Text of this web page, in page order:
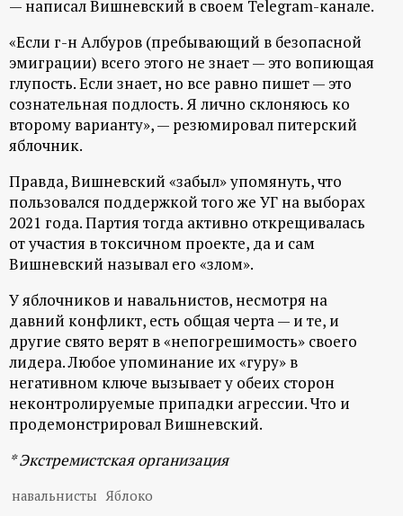
н
ы
й
о
р
т
а
л
— написал Вишневский в своем Telegram-канале.
«Если г-н Албуров (пребывающий в безопасной
эмиграции) всего этого не знает — это вопиющая
глупость. Если знает, но все равно пишет — это
сознательная подлость. Я лично склоняюсь ко
второму варианту», — резюмировал питерский
яблочник.
Правда, Вишневский «забыл» упомянуть, что
пользовался поддержкой того же УГ на выборах
2021 года. Партия тогда активно открещивалась
от участия в токсичном проекте, да и сам
Вишневский называл его «злом».
У яблочников и навальнистов, несмотря на
давний конфликт, есть общая черта — и те, и
другие свято верят в «непогрешимость» своего
лидера. Любое упоминание их «гуру» в
негативном ключе вызывает у обеих сторон
неконтролируемые припадки агрессии. Что и
продемонстрировал Вишневский.
* Экстремистская организация
навальнисты Яблоко